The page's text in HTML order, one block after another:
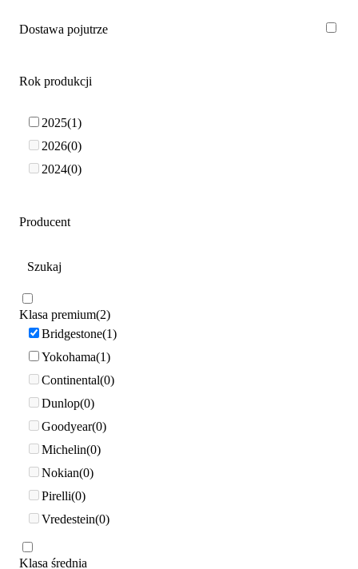
Dostawa pojutrze
Rok produkcji
2025 1
2026 0
2024 0
Producent
Klasa premium 2
Bridgestone 1
Yokohama 1
Continental 0
Dunlop 0
Goodyear 0
Michelin 0
Nokian 0
Pirelli 0
Vredestein 0
Klasa średnia